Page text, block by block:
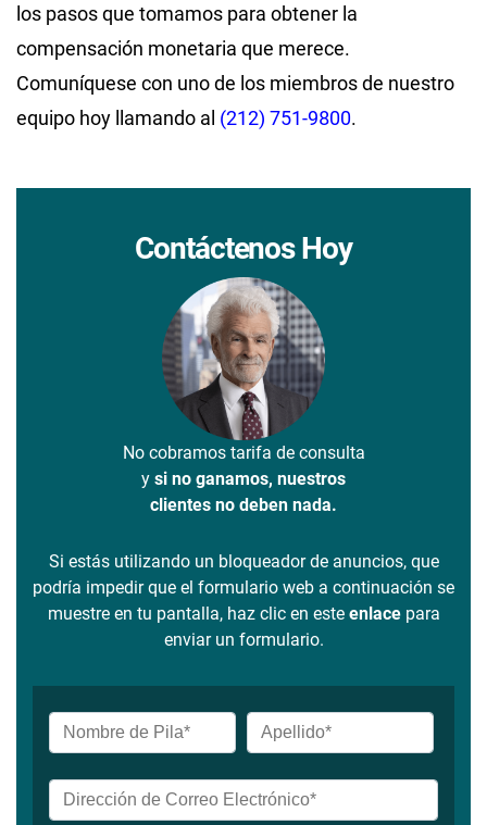
los pasos que tomamos para obtener la
compensación monetaria que merece.
Comuníquese con uno de los miembros de nuestro
equipo hoy llamando al (212) 751-9800.
Contáctenos Hoy
No cobramos tarifa de consulta
y si no ganamos, nuestros
clientes no deben nada.
Si estás utilizando un bloqueador de anuncios, que
podría impedir que el formulario web a continuación se
muestre en tu pantalla, haz clic en este enlacepara
enviar un formulario.